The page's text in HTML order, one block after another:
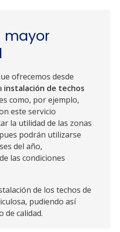
mayor
ofrecemos desde
instalación de techos
como, por ejemplo,
este servicio
la utilidad de las zonas
podrán utilizarse
del año,
las condiciones
de los techos de
pudiendo así
de calidad.